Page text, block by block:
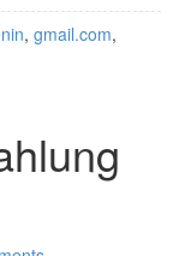
, gmail.com,